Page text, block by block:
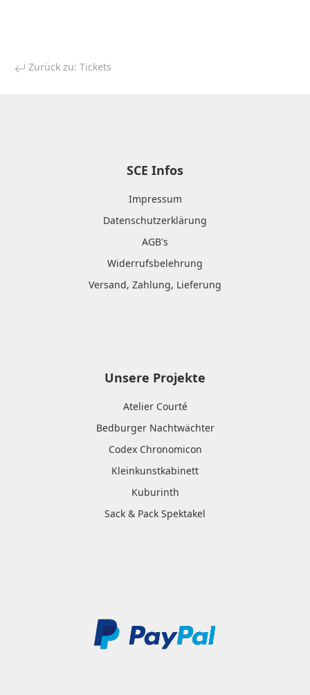
Zurück zu: Tickets
SCE Infos
Impressum
Datenschutzerklärung
AGB's
Widerrufsbelehrung
Versand, Zahlung, Lieferung
Unsere Projekte
Atelier Courté
Bedburger Nachtwächter
Codex Chronomicon
Kleinkunstkabinett
Kuburinth
Sack & Pack Spektakel